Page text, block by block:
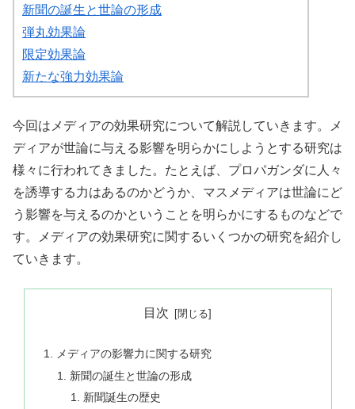
新聞の誕生と世論の形成
弾丸効果論
限定効果論
新たな強力効果論
今回はメディアの効果研究について解説していきます。メ
ディアが世論に与える影響を明らかにしようとする研究は
様々に行われてきました。たとえば、プロパガンダに人々
を誘導する力はあるのかどうか、マスメディアは世論にど
う影響を与えるのかということを明らかにするものなどで
す。メディアの効果研究に関するいくつかの研究を紹介し
ていきます。
目次
メディアの影響力に関する研究
新聞の誕生と世論の形成
新聞誕生の歴史